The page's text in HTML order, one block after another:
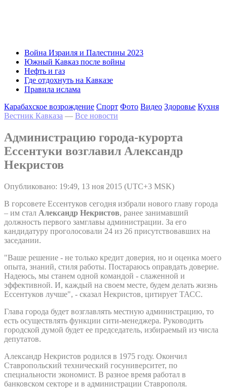
Война Израиля и Палестины 2023
Южный Кавказ после войны
Нефть и газ
Где отдохнуть на Кавказе
Правила ислама
Карабахское возрождение Спорт Фото Видео Здоровье Кухня
Вестник Кавказа — Все новости
Администрацию города-курорта
Ессентуки возглавил Александр
Некристов
Опубликовано: 19:49, 13 ноя 2015 (UTC+3 MSK)
В горсовете Ессентуков сегодня избрали нового главу города
– им стал Александр Некристов, ранее занимавший
должность первого замглавы администрации. За его
кандидатуру проголосовали 24 из 26 присутствовавших на
заседании.
"Ваше решение - не только кредит доверия, но и оценка моего
опыта, знаний, стиля работы. Постараюсь оправдать доверие.
Надеюсь, мы станем одной командой - слаженной и
эффективной. И, каждый на своем месте, будем делать жизнь
Ессентуков лучше", - сказал Некристов, цитирует ТАСС.
Глава города будет возглавлять местную администрацию, то
есть осуществлять функции сити-менеджера. Руководить
городской думой будет ее председатель, избираемый из числа
депутатов.
Александр Некристов родился в 1975 году. Окончил
Ставропольский технический госуниверситет, по
специальности экономист. В разное время работал в
банковском секторе и в администрации Ставрополя.